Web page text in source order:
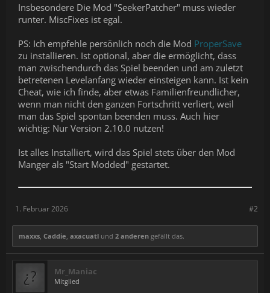
Insbesondere Die Mod "SeekerPatcher" muss wieder
runter. MiscFixes ist egal.
PS: Ich empfehle persönlich noch die Mod ProperSave
zu installieren. Ist optional, aber die ermöglicht, dass
man zwischendurch das Spiel beenden und am zuletzt
betretenen Levelanfang wieder einsteigen kann. Ist kein
Cheat, wie ich finde, aber etwas Familienfreundlicher,
wenn man nicht den ganzen Fortschritt verliert, weil
man das Spiel spontan beenden muss. Auch hier
wichtig: Nur Version 2.10.0 nutzen!
Ist alles Installiert, wird das Spiel stets über den Mod
Manger als "Start Modded" gestartet.
#2
1. Februar 2026
maxxs, Caddie, axacuatl und 2 anderen gefällt das.
Mr_Maniac
Mitglied